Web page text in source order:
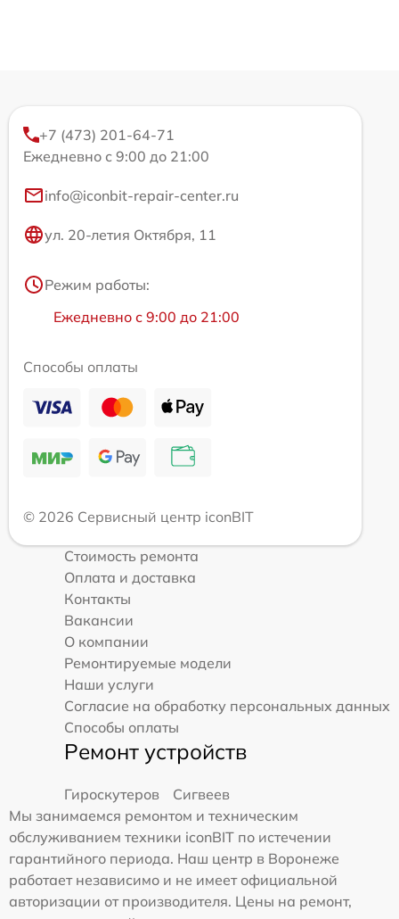
+7 (473) 201-64-71
Ежедневно с 9:00 до 21:00
info@iconbit-repair-center.ru
ул. 20-летия Октября, 11
Режим работы:
Ежедневно с 9:00 до 21:00
Способы оплаты
© 2026 Сервисный центр iconBIT
Стоимость ремонта
Оплата и доставка
Контакты
Вакансии
О компании
Ремонтируемые модели
Наши услуги
Согласие на обработку персональных данных
Способы оплаты
Ремонт устройств
Гироскутеров
Сигвеев
Мы занимаемся ремонтом и техническим
обслуживанием техники iconBIT по истечении
гарантийного периода. Наш центр в Воронеже
работает независимо и не имеет официальной
авторизации от производителя. Цены на ремонт,